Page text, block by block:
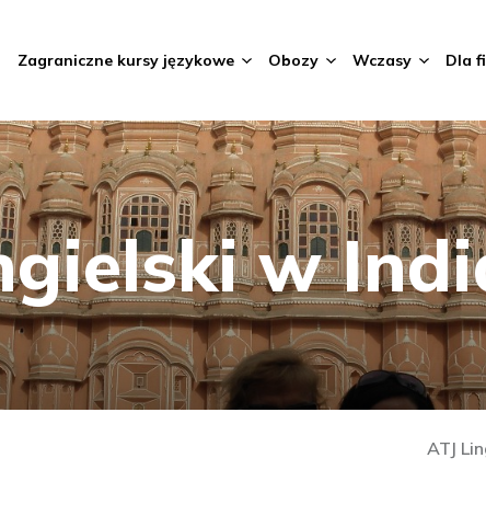
Zagraniczne kursy językowe Obozy Wczasy Dla
w
ATJ